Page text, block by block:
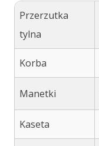
Przerzutka
tylna
Korba
Manetki
Kaseta